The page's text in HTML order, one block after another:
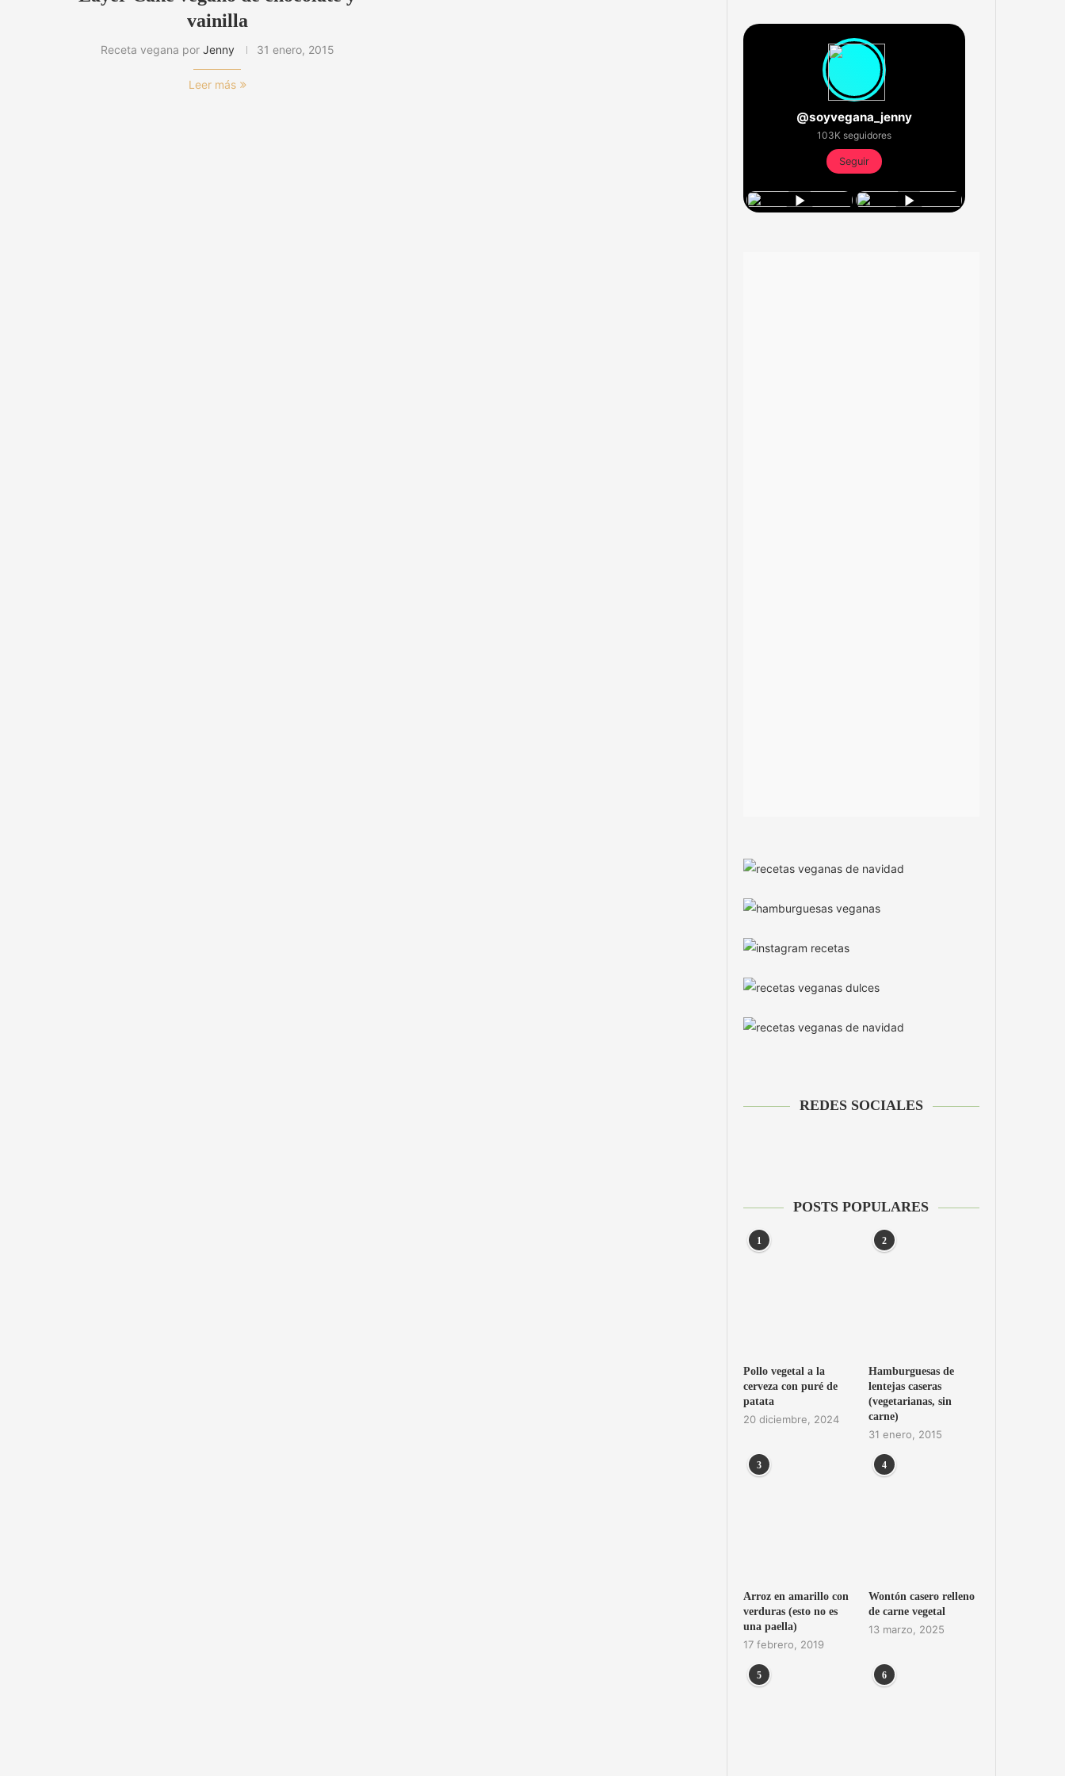
vainilla
Receta vegana por Jenny 31 enero, 2015
Leer más
@soyvegana_jenny
103K seguidores
Seguir
REDES SOCIALES
POSTS POPULARES
1
Pollo vegetal a la
cerveza con puré de
patata
20 diciembre, 2024
2
Hamburguesas de
lentejas caseras
(vegetarianas, sin
carne)
31 enero, 2015
3
Arroz en amarillo con
verduras (esto no es
una paella)
17 febrero, 2019
4
Wontón casero relleno
de carne vegetal
13 marzo, 2025
5 6